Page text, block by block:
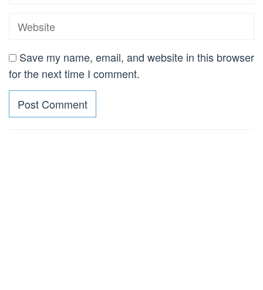
Save my name, email, and website in this browser
for the next time I comment.